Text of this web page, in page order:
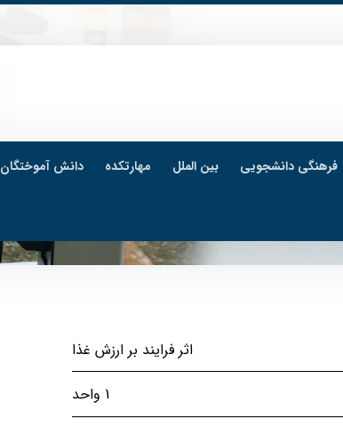
فرهنگی دانشجویی بین الملل مهارتکده دانش آموختگان
اثر فرایند بر ارزش غذا
1 واحد